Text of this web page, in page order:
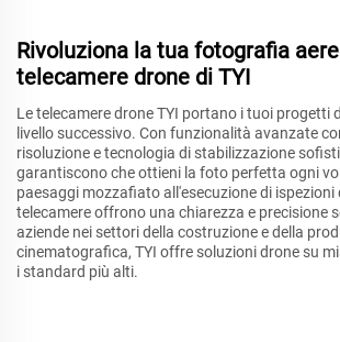
Rivoluziona la tua fotografia
telecamere drone di TYI
Le telecamere drone TYI portano i tuoi progetti
livello successivo. Con funzionalità avanzate
risoluzione e tecnologia di stabilizzazione
garantiscono che ottieni la foto perfetta ogni
paesaggi mozzafiato all'esecuzione di ispezioni
telecamere offrono una chiarezza e precisione
aziende nei settori della costruzione e della
cinematografica, TYI offre soluzioni drone su
i standard più alti.